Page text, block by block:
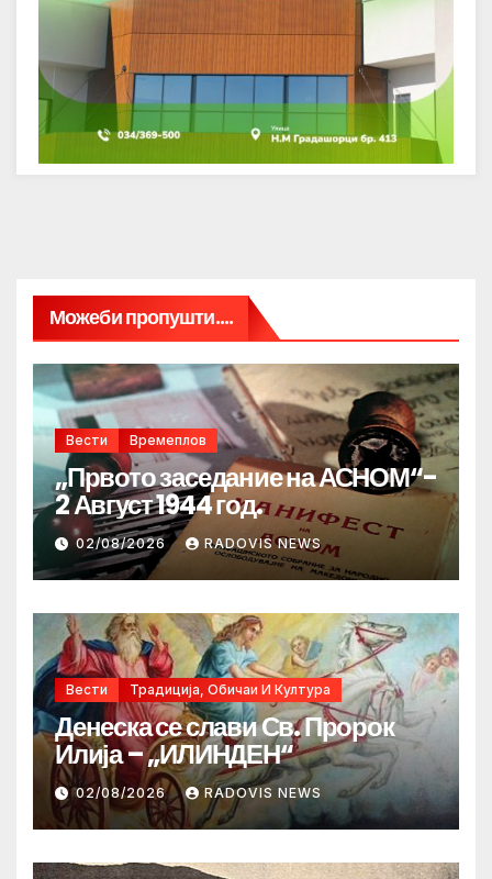
Можеби пропушти....
Вести Времеплов
„Првото заседание на АСНОМ“-
2 Август 1944 год.
02/08/2026 RADOVIS NEWS
Вести Традиција, Обичаи И Култура
Денеска се слави Св. Пророк
Илија – „ИЛИНДЕН“
02/08/2026 RADOVIS NEWS